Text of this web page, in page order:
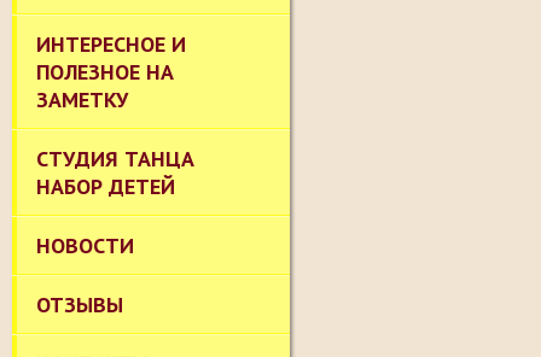
ИНТЕРЕСНОЕ И
ПОЛЕЗНОЕ НА
ЗАМЕТКУ
СТУДИЯ ТАНЦА
НАБОР ДЕТЕЙ
НОВОСТИ
ОТЗЫВЫ